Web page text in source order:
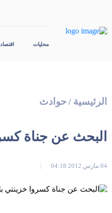
محليات اقتصاد
الرئيسية /حوادث
البحث عن جناة
04 مارس 2012 04:18